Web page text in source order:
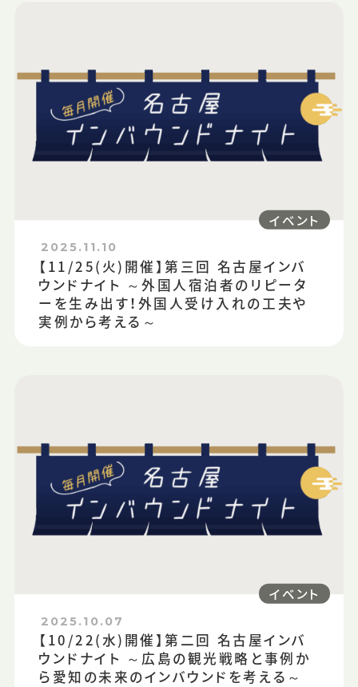
イベント
2025.11.10
【11/25(火)開催】第三回 名古屋インバ
ウンドナイト ～外国人宿泊者のリピータ
ーを生み出す！外国人受け入れの工夫や
実例から考える～
イベント
2025.10.07
【10/22(水)開催】第二回 名古屋インバ
ウンドナイト ～広島の観光戦略と事例か
ら愛知の未来のインバウンドを考える～